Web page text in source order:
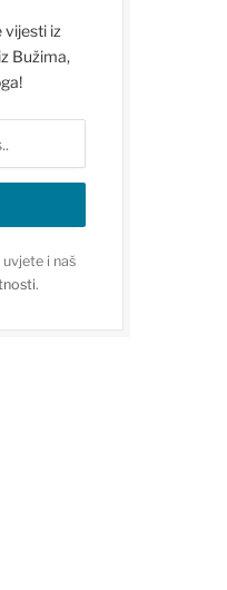
vijesti iz
Bužima,
i naš
.